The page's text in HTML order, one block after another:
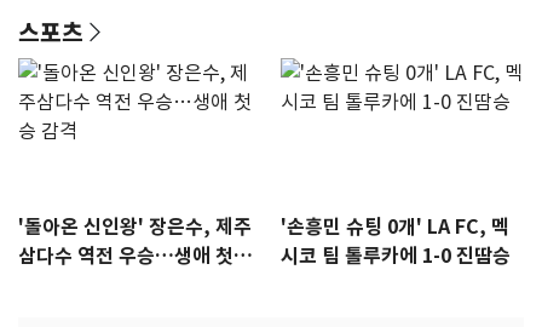
스포츠
'돌아온 신인왕' 장은수, 제주
삼다수 역전 우승…생애 첫승
'손흥민 슈팅 0개' LA FC, 멕
시코 팀 톨루카에 1-0 진땀승